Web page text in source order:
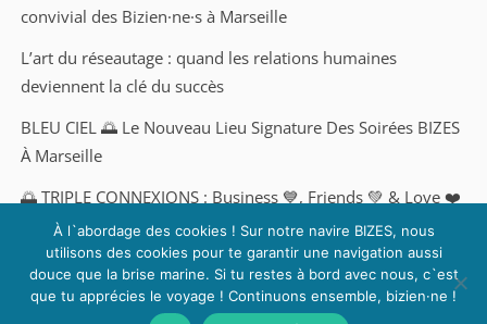
convivial des Bizien·ne·s à Marseille
L’art du réseautage : quand les relations humaines
deviennent la clé du succès
BLEU CIEL 🌅 Le Nouveau Lieu Signature Des Soirées BIZES
À Marseille
🌅 TRIPLE CONNEXIONS : Business 💙, Friends 💚 & Love ❤️
Une soirée pas comme les autres, à Marseille
BIZES ❤ BIZ & Bises © 2017-2025 | Agence WEB
À l`abordage des cookies ! Sur notre navire BIZES, nous
utilisons des cookies pour te garantir une navigation aussi
douce que la brise marine. Si tu restes à bord avec nous, c`est
que tu apprécies le voyage ! Continuons ensemble, bizien·ne !